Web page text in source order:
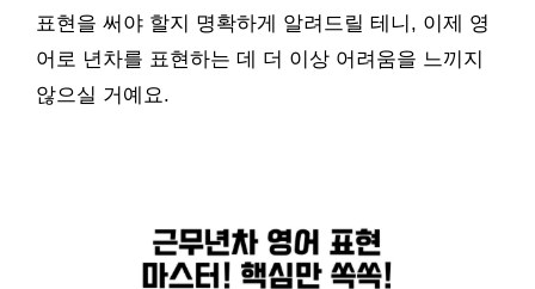
표현을 써야 할지 명확하게 알려드릴 테니, 이제 영
어로 년차를 표현하는 데 더 이상 어려움을 느끼지
않으실 거예요.